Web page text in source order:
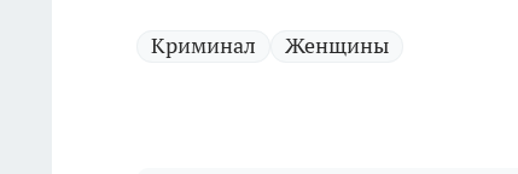
Криминал Женщины